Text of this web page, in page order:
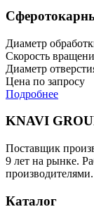
Диаметр
Скорость
Диаметр
Цена по запросу
Подробнее
KNAVI
Поставщик
9 лет на рынке.
производителями.
Каталог